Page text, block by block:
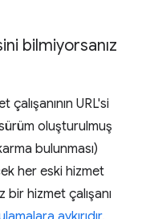
bilmiyorsanız
URL'si
oluşturulmuş
bulunması)
her eski hizmet
bir hizmet çalışanı